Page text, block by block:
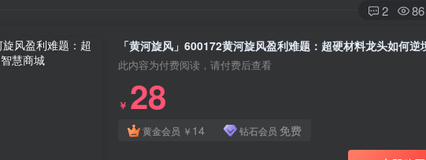
2 86
此内容为付费阅读，请付费后查看
￥ 28
黄金会员 ￥ 14 钻石会员 免费